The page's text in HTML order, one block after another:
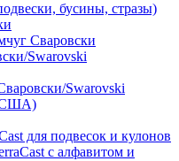
бусины, стразы)
Сваровски
Swarovski
Swarovski
(США)
для подвесок и кулонов
с алфавитом и